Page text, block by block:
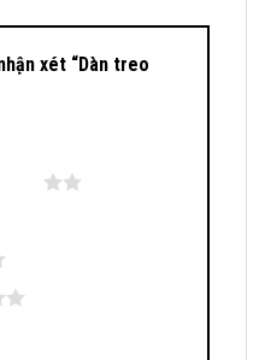
xét “Dàn treo